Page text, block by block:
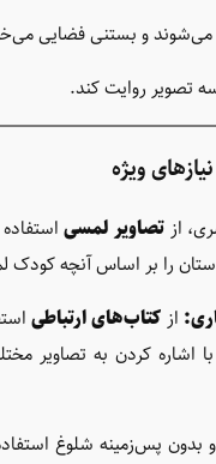
و بستنی فضایی
تصویر روایت کند.
ویژه
ازتصاویر لمسی
را بر اساس آنچه کودک
ازکتاب‌های ارتباطی
اشاره کردن به تصاویر
بدون پس‌زمینه شلوغ